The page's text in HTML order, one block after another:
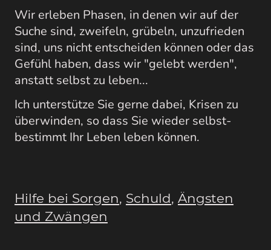
Wir erleben Phasen, in denen wir auf der
Suche sind, zweifeln, grübeln, unzufrieden
sind, uns nicht entscheiden können oder das
Gefühl haben, dass wir "gelebt werden",
anstatt selbst zu leben...
Ich unterstütze Sie gerne dabei, Krisen zu
überwinden, so dass Sie wieder selbst-
bestimmt Ihr Leben leben können.
Hilfe bei Sorgen, Schuld, Ängsten
und Zwängen